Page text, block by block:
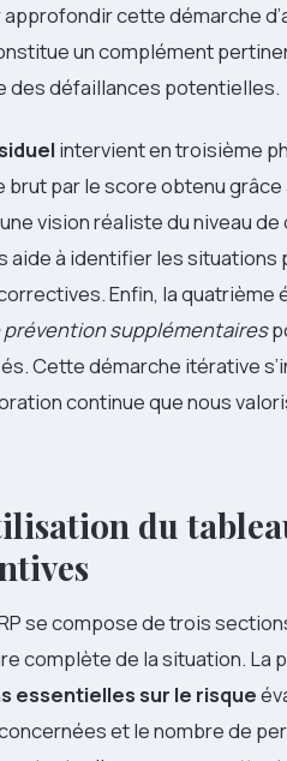
cette démarche
un complément
des défaillances potentielles.
intervient en troisième
par le score obtenu
vision réaliste du niveau
aide à identifier les situations
Enfin, la quatrième
supplémentaires
Cette démarche itérative
continue que nous
du
se compose de trois
complète de la situation. La
essentielles sur le risque
et le nombre de